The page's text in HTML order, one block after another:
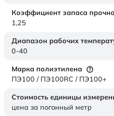
Коэффициент запаса
1,25
Диапазон рабочих
0-40
Марка полиэтилена
ПЭ100 / ПЭ100RC / ПЭ100+
Стоимость единицы
цена за погонный метр